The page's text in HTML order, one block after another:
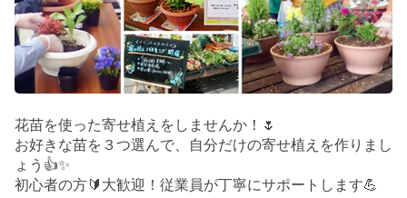
花苗を使った寄せ植えをしませんか！🌷
お好きな苗を３つ選んで、自分だけの寄せ植えを作りまし
ょう👍✨
初心者の方🔰大歓迎！従業員が丁寧にサポートします💪